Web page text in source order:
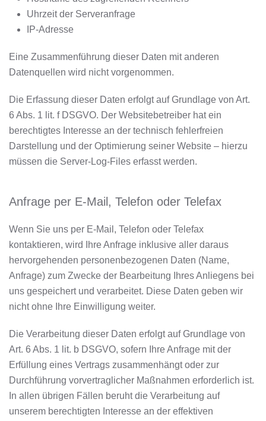
Uhrzeit der Serveranfrage
IP-Adresse
Eine Zusammenführung dieser Daten mit anderen
Datenquellen wird nicht vorgenommen.
Die Erfassung dieser Daten erfolgt auf Grundlage von Art.
6 Abs. 1 lit. f DSGVO. Der Websitebetreiber hat ein
berechtigtes Interesse an der technisch fehlerfreien
Darstellung und der Optimierung seiner Website – hierzu
müssen die Server-Log-Files erfasst werden.
Anfrage per E-Mail, Telefon oder Telefax
Wenn Sie uns per E-Mail, Telefon oder Telefax
kontaktieren, wird Ihre Anfrage inklusive aller daraus
hervorgehenden personenbezogenen Daten (Name,
Anfrage) zum Zwecke der Bearbeitung Ihres Anliegens bei
uns gespeichert und verarbeitet. Diese Daten geben wir
nicht ohne Ihre Einwilligung weiter.
Die Verarbeitung dieser Daten erfolgt auf Grundlage von
Art. 6 Abs. 1 lit. b DSGVO, sofern Ihre Anfrage mit der
Erfüllung eines Vertrags zusammenhängt oder zur
Durchführung vorvertraglicher Maßnahmen erforderlich ist.
In allen übrigen Fällen beruht die Verarbeitung auf
unserem berechtigten Interesse an der effektiven